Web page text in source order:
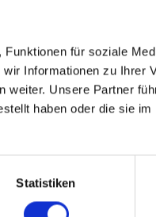
für soziale
Informationen zu Ihrer
weiter. Unsere Partner
haben oder die sie
Statistiken
der Polizei
war. Ein